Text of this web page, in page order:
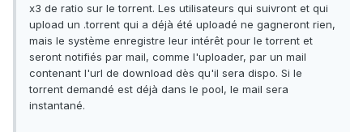
x3 de ratio sur le torrent. Les utilisateurs qui suivront et qui
upload un .torrent qui a déjà été uploadé ne gagneront rien,
mais le système enregistre leur intérêt pour le torrent et
seront notifiés par mail, comme l'uploader, par un mail
contenant l'url de download dès qu'il sera dispo. Si le
torrent demandé est déjà dans le pool, le mail sera
instantané.